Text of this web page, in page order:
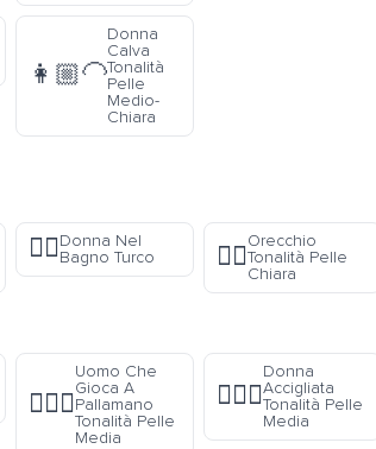
👩🏼‍🦲
Donna
Calva
Tonalità
Pelle
Medio-
Chiara
🧖‍♀️Donna Nel
Bagno Turco
👂🏻
Orecchio
Tonalità Pelle
Chiara
🤾🏽‍♂️
Uomo Che
Gioca A
Pallamano
Tonalità Pelle
Media
🙍🏽‍♀️
Donna
Accigliata
Tonalità Pelle
Media